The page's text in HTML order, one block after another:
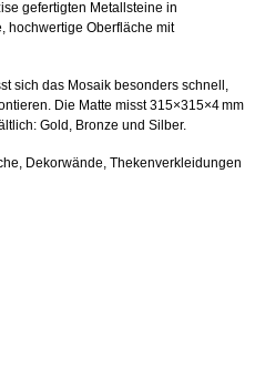
gefertigten Metallsteine in
hochwertige Oberfläche mit
sich das Mosaik besonders schnell,
Die Matte misst 315×315×4 mm
Gold, Bronze und Silber.
Dekorwände, Thekenverkleidungen